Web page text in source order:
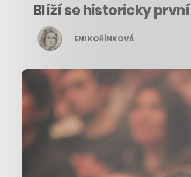
Blíží se historicky
ENI KOŘÍNKOVÁ